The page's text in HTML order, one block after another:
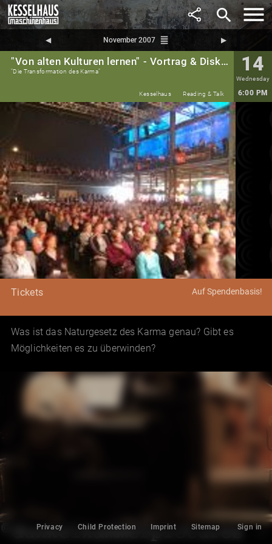
search
◀︎ November 2007 reorder ▶︎
"Von alten Kulturen lernen" - Vortrag & Diskussion mit Marcus Schmieke
"Die Transformation des Karma" 14
Wednesday
6:00 PM
Kesselhaus Reading & Talk
Tickets Auf Spendenbasis!
Was ist das Naturgesetz des Karma genau? Gibt es
Möglichkeiten es zu überwinden?
Privacy Child Protection Imprint Sitemap Sign in